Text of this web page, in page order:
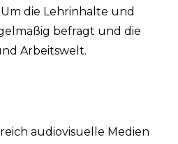
die Lehrinhalte und
befragt und die
Arbeitswelt.
audiovisuelle Medien